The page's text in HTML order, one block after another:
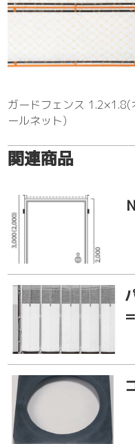
ガードフェンス 1.2×1.8(
ールネット)
関連商品